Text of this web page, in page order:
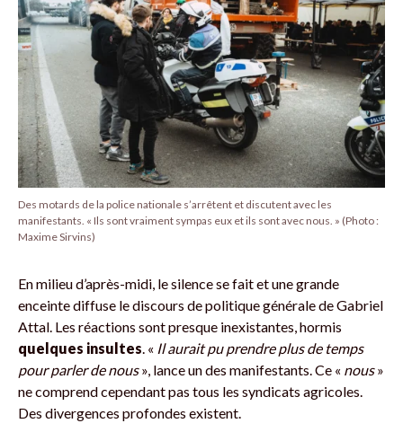
Des motards de la police nationale s’arrêtent et discutent avec les
manifestants. « Ils sont vraiment sympas eux et ils sont avec nous. » (Photo :
Maxime Sirvins)
En milieu d’après-midi, le silence se fait et une grande
enceinte diffuse le discours de politique générale de Gabriel
Attal. Les réactions sont presque inexistantes, hormis
quelques insultes. « Il aurait pu prendre plus de temps
pour parler de nous», lance un des manifestants. Ce « nous»
ne comprend cependant pas tous les syndicats agricoles.
Des divergences profondes existent.